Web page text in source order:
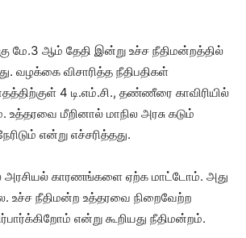
மே.3 ஆம் தேதி இன்று உச்ச நீதிமன்றத்தில்
வழக்கை விசாரித்த நீதிபதிகள்
4 டி.எம்.சி., தண்ணீரை காவிரியில்
உத்தரவை மீறினால் மாநில அரசு கடும்
என்று எச்சரித்தது.
அரசியல் காரணங்களை ஏற்க மாட்டோம். அது
உச்ச நீதிமன்ற உத்தரவை நிறைவேற்ற
என்று கூறியது நீதிமன்றம்.